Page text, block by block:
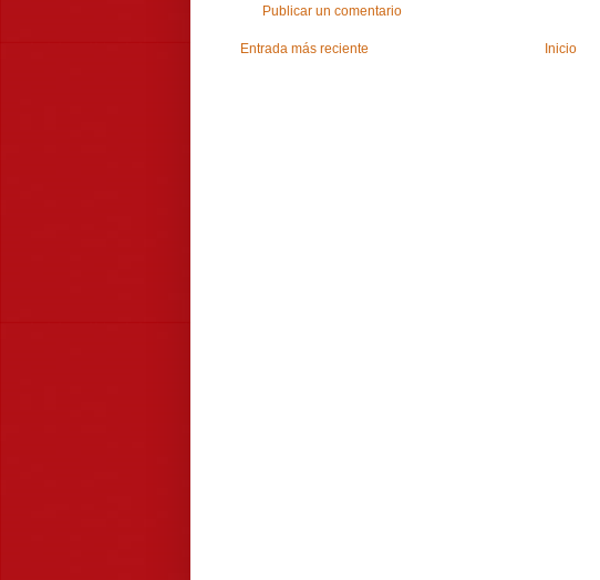
Publicar un comentario
Entrada más reciente Inicio